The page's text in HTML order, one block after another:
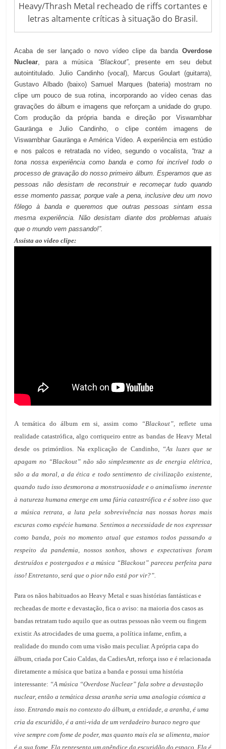
Heavy/Thrash Metal recheado de riffs cortantes e
letras altamente críticas à situação do Brasil.
Acaba de ser lançado o novo vídeo clipe da banda Overdose
Nuclear, para a música “Blackout”, presente em seu debut
autointitulado. Julio Candinho (vocal), Marcus Goulart (guitarra),
Gustavo Albado (baixo) Samuel Marques (bateria) mostram no
clipe um pouco de sua rotina, incorporando ao vídeo cenas das
gravações do álbum e imagens que reforçam a unidade do grupo.
Com produção da própria banda e direção por Viswambhar
Gauränga e Julio Candinho, o clipe contém imagens de
Viswambhar Gauränga e América Vídeo. A experiência em estúdio
e nos palcos e retratada no vídeo, segundo o vocalista, “traz a
tona nossa experiência como banda e como foi incrível todo o
processo de gravação do nosso primeiro álbum. Esperamos que as
pessoas não desistam de reconstruir e recomeçar tudo quando
esse momento passar, porque vale a pena, inclusive deu um novo
fôlego à banda e queremos que outras pessoas sintam essa
mesma experiência. Não desistam diante dos problemas atuais
que o mundo vem passando!”.
Assista ao video clipe:
A temática do álbum em si, assim como “Blackout”, reflete uma
realidade catastrófica, algo corriqueiro entre as bandas de Heavy Metal
desde os primórdios. Na explicação de Candinho, “As luzes que se
apagam no “Blackout” não são simplesmente as de energia elétrica,
são a da moral, a da ética e todo sentimento de civilização existente,
quando tudo isso desmorona a monstruosidade e o animalismo inerente
à natureza humana emerge em uma fúria catastrófica e é sobre isso que
a música retrata, a luta pela sobrevivência nas nossas horas mais
escuras como espécie humana. Sentimos a necessidade de nos expressar
como banda, pois no momento atual que estamos todos passando a
respeito da pandemia, nossos sonhos, shows e expectativas foram
destruídos e postergados e a música “Blackout” pareceu perfeita para
isso! Entretanto, será que o pior não está por vir?”.
Para os nãos habituados ao Heavy Metal e suas histórias fantásticas e
recheadas de morte e devastação, fica o aviso: na maioria dos casos as
bandas retratam tudo aquilo que as outras pessoas não veem ou fingem
existir. As atrocidades de uma guerra, a política infame, enfim, a
realidade do mundo com uma visão mais peculiar. A própria capa do
álbum, criada por Caio Caldas, da CadiesArt, reforça isso e é relacionada
diretamente a música que batiza a banda e possui uma história
interessante: “A música “Overdose Nuclear” fala sobre a devastação
nuclear, então a temática dessa aranha seria uma analogia cósmica a
isso. Entrando mais no contexto do álbum, a entidade, a aranha, é uma
cria da escuridão, é a anti-vida de um verdadeiro buraco negro que
vive sempre com fome de poder, mas quanto mais ela se alimenta, maior
é a sua fome. Ela representa um apêndice da escuridão do espaço. Ela é